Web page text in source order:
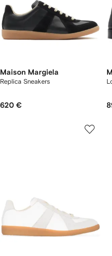
Maison Margiela
Replica Sneakers
620 €